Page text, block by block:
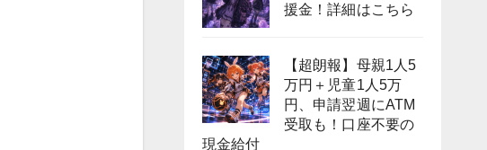
援金！詳細はこちら
【超朗報】母親1人5
万円＋児童1人5万
円、申請翌週にATM
受取も！口座不要の
現金給付